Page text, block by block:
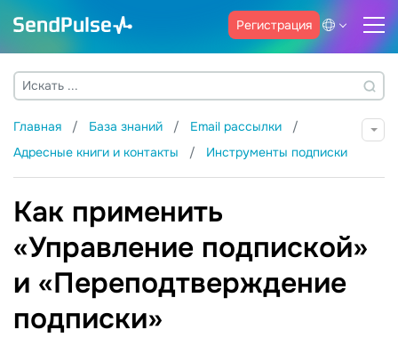
Регистрация
Главная База знаний
Email рассылки
Адресные книги и контакты
Инструменты подписки
Как применить
«Управление подпиской»
и «Переподтверждение
подписки»